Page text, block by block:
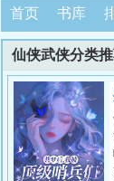
首页 书库
仙侠武侠分类